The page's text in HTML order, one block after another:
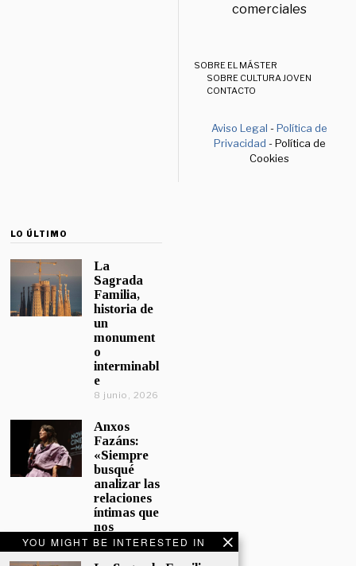
YOU MIGHT BE INTERESTED IN
comerciales
SOBRE EL MÁSTER
SOBRE CULTURA JOVEN
CONTACTO
Aviso Legal -Política de
Privacidad - Política de
Cookies
LO ÚLTIMO
La
Sagrada
Familia,
historia de
un
monument
o
interminabl
e
8 junio, 2026
Anxos
Fazáns:
«Siempre
busqué
analizar las
relaciones
íntimas que
nos
afectan»